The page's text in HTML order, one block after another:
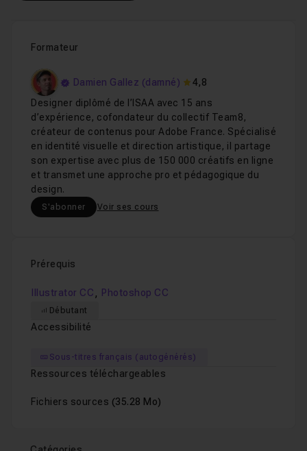
Formateur
Damien Gallez (damné)
4,8
Designer diplômé de l’ISAA avec 15 ans
d’expérience, cofondateur du collectif Team8,
créateur de contenus pour Adobe France. Spécialisé
en identité visuelle et direction artistique, il partage
son expertise avec plus de 150 000 créatifs en ligne
et transmet une approche pro et pédagogique du
design.
S'abonner Voir ses cours
Prérequis
Illustrator CC , Photoshop CC
Débutant
Accessibilité
Sous-titres français (autogénérés)
Ressources téléchargeables
Fichiers sources (35.28 Mo)